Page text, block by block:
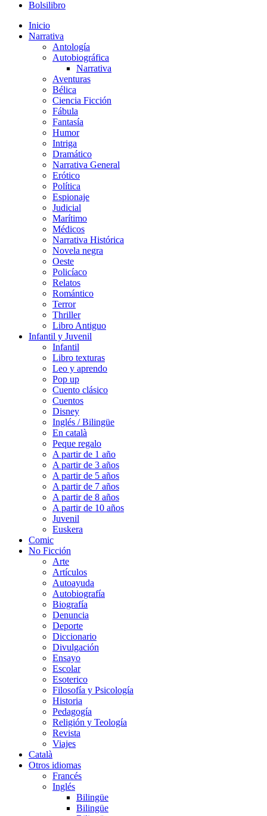
Bolsilibro
Inicio
Narrativa
Antología
Autobiográfica
Narrativa
Aventuras
Bélica
Ciencia Ficción
Fábula
Fantasía
Humor
Intriga
Dramático
Narrativa General
Erótico
Política
Espionaje
Judicial
Marítimo
Médicos
Narrativa Histórica
Novela negra
Oeste
Policíaco
Relatos
Romántico
Terror
Thriller
Libro Antiguo
Infantil y Juvenil
Infantil
Libro texturas
Leo y aprendo
Pop up
Cuento clásico
Cuentos
Disney
Inglés / Bilingüe
En català
Peque regalo
A partir de 1 año
A partir de 3 años
A partir de 5 años
A partir de 7 años
A partir de 8 años
A partir de 10 años
Juvenil
Euskera
Comic
No Ficción
Arte
Artículos
Autoayuda
Autobiografía
Biografía
Denuncia
Deporte
Diccionario
Divulgación
Ensayo
Escolar
Esoterico
Filosofía y Psicología
Historia
Pedagogía
Religión y Teología
Revista
Viajes
Català
Otros idiomas
Francés
Inglés
Bilingüe
Bilingüe